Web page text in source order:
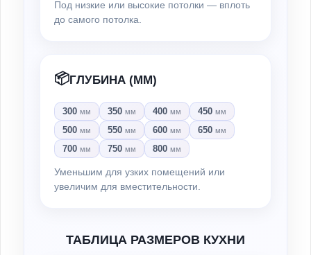
Под низкие или высокие потолки — вплоть
до самого потолка.
📦ГЛУБИНА (ММ)
300 мм 350 мм 400 мм 450 мм
500 мм 550 мм 600 мм 650 мм
700 мм 750 мм 800 мм
Уменьшим для узких помещений или
увеличим для вместительности.
ТАБЛИЦА РАЗМЕРОВ КУХНИ